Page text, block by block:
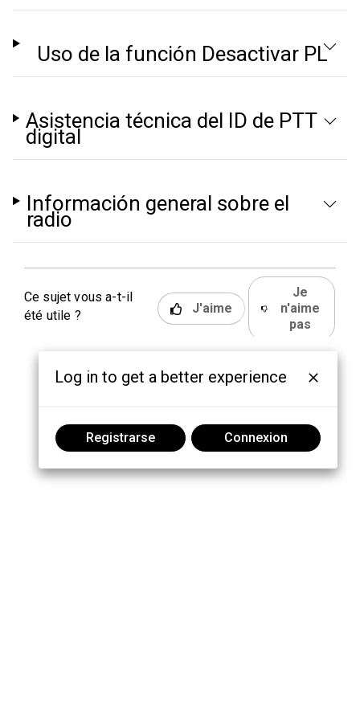
Uso de la función Desactivar PL
Asistencia técnica del ID de PTT
digital
Información general sobre el
radio
Ce sujet vous a-t-il
été utile ?
J'aime
Je
n'aime
pas
Log in to get a better experience
Registrarse Connexion